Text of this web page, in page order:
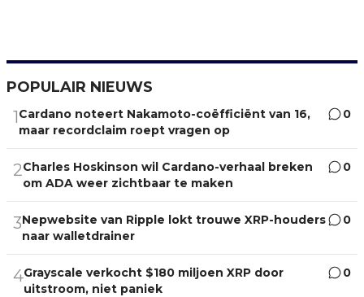
POPULAIR NIEUWS
1Cardano noteert Nakamoto-coëfficiënt van 16,
maar recordclaim roept vragen op
0
2Charles Hoskinson wil Cardano-verhaal breken
om ADA weer zichtbaar te maken
0
3Nepwebsite van Ripple lokt trouwe XRP-houders
naar walletdrainer
0
4Grayscale verkocht $180 miljoen XRP door
uitstroom, niet paniek
0